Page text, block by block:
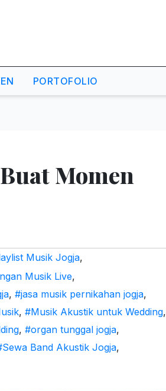
PORTOFOLIO
Momen
Musik Jogja,
Musik Live,
, #jasa musik pernikahan jogja,
, #Musik Akustik untuk Wedding,
, #organ tunggal jogja,
Band Akustik Jogja,